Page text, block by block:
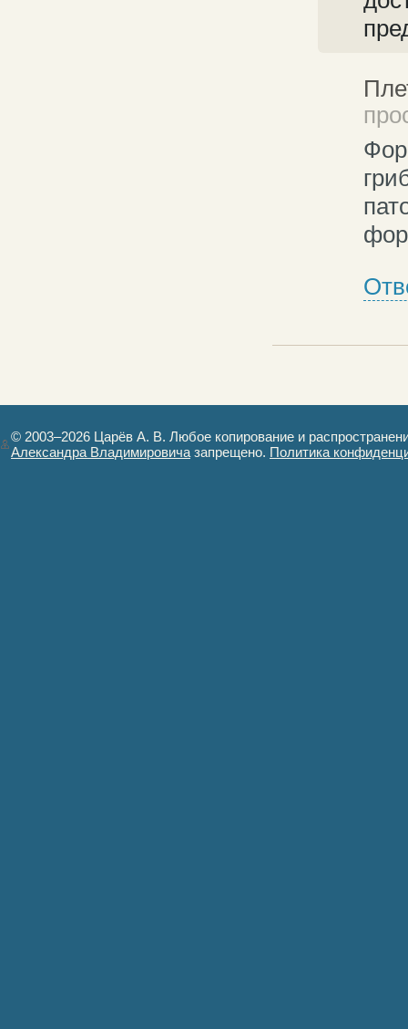
© 2003–2026 Царёв А. В. Любое копирование и
Александра Владимировича запрещено. Политика
Авторизация